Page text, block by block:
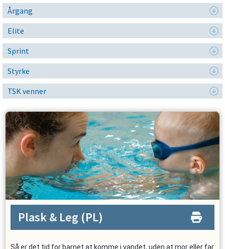
Årgang
Elite
Sprint
Styrke
TSK venner
Plask & Leg (PL)
Så er det tid for barnet at komme i vandet, uden at mor eller far